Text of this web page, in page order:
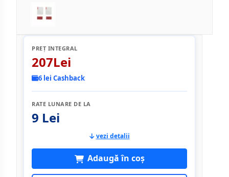
PREȚ INTEGRAL
207Lei
6 lei Cashback
RATE LUNARE DE LA
9 Lei
vezi detalii
Adaugă în coș